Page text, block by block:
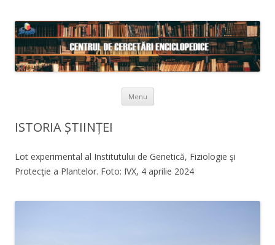
Menu Skip to content
ISTORIA ȘTIINȚEI
Lot experimental al Institutului de Genetică, Fiziologie şi
Protecţie a Plantelor. Foto: IVX, 4 aprilie 2024